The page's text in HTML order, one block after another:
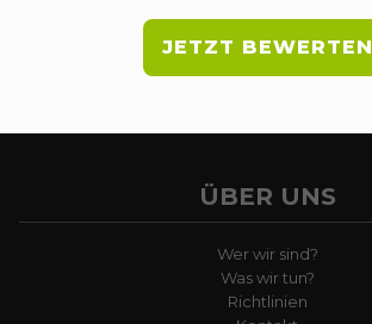
JETZT BEWERTEN
ÜBER UNS
Wer wir sind?
Was wir tun?
Richtlinien